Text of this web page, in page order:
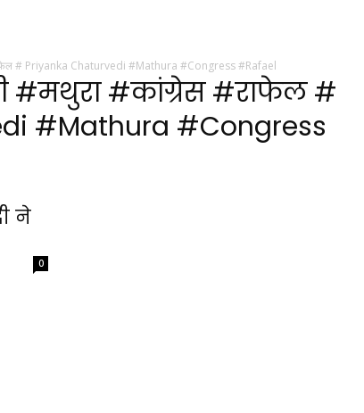
# Priyanka Chaturvedi #Mathura #Congress #Rafael
#मथुरा #कांग्रेस #राफेल #
#Mathura #Congress
ने
0